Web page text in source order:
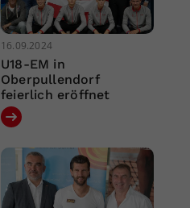
16.09.2024
U18-EM in
Oberpullendorf
feierlich eröffnet